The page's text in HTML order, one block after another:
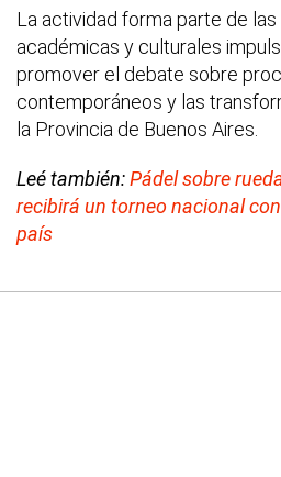
La actividad forma parte de
académicas y culturales
promover el debate sobre
contemporáneos y las
la Provincia de Buenos Aires.
Leé también:Pádel sobre
recibirá un torneo nacional
país